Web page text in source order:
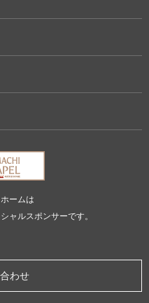
ームは
ャルスポンサーです。
わせ